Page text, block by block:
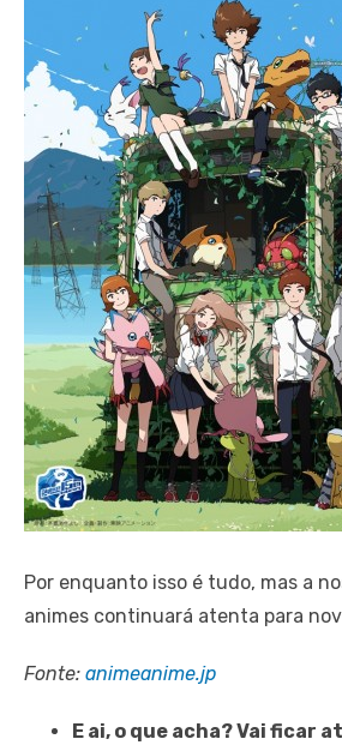
Por enquanto isso é tudo, mas a
animes continuará atenta para
Fonte: animeanime.jp
E ai, o que acha? Vai ficar